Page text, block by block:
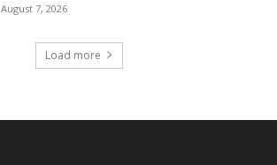
August 7, 2026
Load more